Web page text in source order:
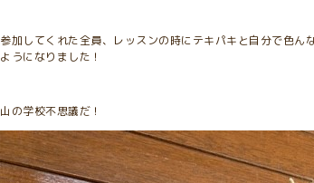
参加してくれた全員、レッスンの時にテキパキと自分で色
ようになりました！
山の学校不思議だ！